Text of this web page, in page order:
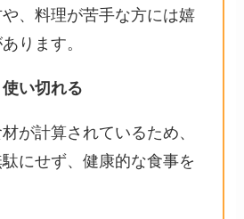
、料理が苦手な方には嬉
ります。
い切れる
が計算されているため、
にせず、健康的な食事を